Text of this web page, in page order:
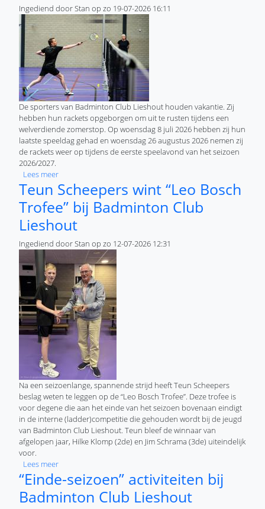
Ingediend doorStan op zo 19-07-2026 16:11
De sporters van Badminton Club Lieshout houden vakantie. Zij
hebben hun rackets opgeborgen om uit te rusten tijdens een
welverdiende zomerstop. Op woensdag 8 juli 2026 hebben zij hun
laatste speeldag gehad en woensdag 26 augustus 2026 nemen zij
de rackets weer op tijdens de eerste speelavond van het seizoen
2026/2027.
Lees meerover Badminton Club Lieshout op vakantie
Teun Scheepers wint “Leo Bosch
Trofee” bij Badminton Club
Lieshout
Ingediend doorStan op zo 12-07-2026 12:31
Na een seizoenlange, spannende strijd heeft Teun Scheepers
beslag weten te leggen op de “Leo Bosch Trofee”. Deze trofee is
voor degene die aan het einde van het seizoen bovenaan eindigt
in de interne (ladder)competitie die gehouden wordt bij de jeugd
van Badminton Club Lieshout. Teun bleef de winnaar van
afgelopen jaar, Hilke Klomp (2de) en Jim Schrama (3de) uiteindelijk
voor.
Lees meerover Teun Scheepers wint “Leo Bosch Trofee” bij
“Einde-seizoen” activiteiten bij
Badminton Club Lieshout